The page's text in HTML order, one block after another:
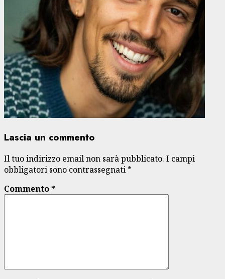
Lascia un commento
Il tuo indirizzo email non sarà pubblicato. I campi
obbligatori sono contrassegnati *
Commento*